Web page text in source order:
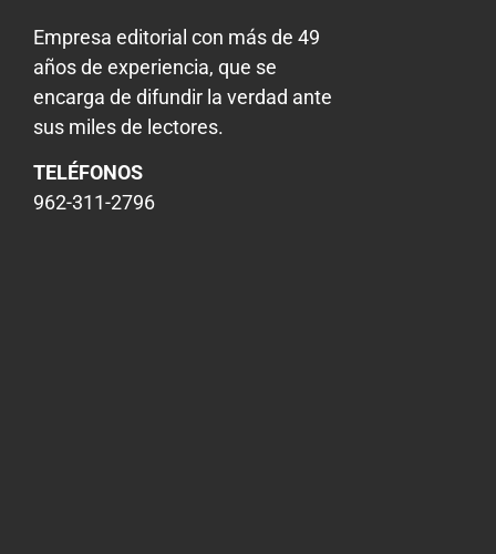
Empresa editorial con más de 49
años de experiencia, que se
encarga de difundir la verdad ante
sus miles de lectores.
TELÉFONOS
962-311-2796